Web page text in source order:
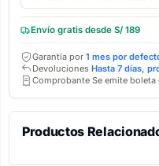
Envío gratis desde S/ 189
Garantía por 1 mes por
Devoluciones Hasta 7 días,
Comprobante Se emite boleta
Productos